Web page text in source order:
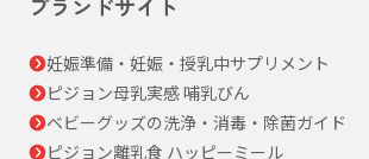
妊娠準備・妊娠・授乳中サプリメント
ピジョン母乳実感 哺乳びん
ベビーグッズの洗浄・消毒・除菌ガイド
ピジョン離乳食 ハッピーミール